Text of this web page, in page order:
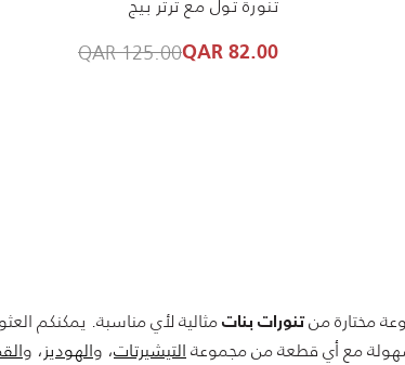
تنورة تول مع ترتر بيج
82.00 QAR
Price reduced from
125.00 QAR
QAR
مختارة منتنورات بنات مثالية لأي مناسبة. يمكنكم
مع أي قطعة من مجموعة التيشيرتات، والهوديز، و